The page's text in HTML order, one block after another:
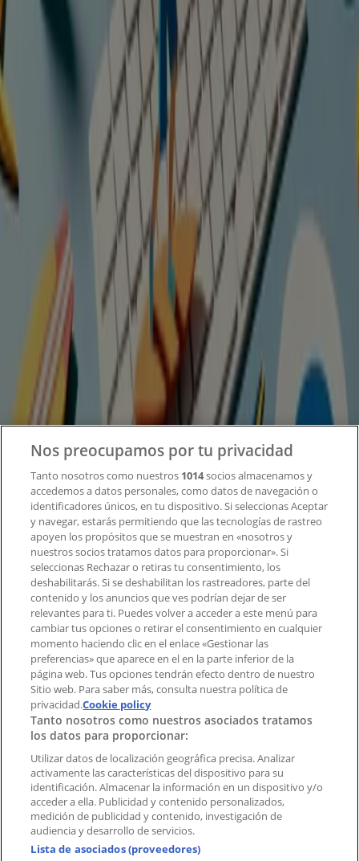
Tiendeo forma parte de Shopfully, la empresa
tecnológica que está reinventando las compras locales
en todo el mundo.
¿Qué hacemos?
Soluciones para empresas
Noticias y prensa
Trabaja con nosotros
Contacto comercial y de marketing
Tienda mal colocada en el mapa
Notificar un folleto
¿Encontraste un problema en la web o en la
aplicación?
Índices
Marcas
Marcas locales
Negocios
Negocios cercanos
Productos
Productos locales
Ciudades
Descargar la APP Tiendeo
Nos preocupamos por tu privacidad
Tanto nosotros como nuestros 1014socios almacenamos y
accedemos a datos personales, como datos de navegación o
identificadores únicos, en tu dispositivo. Si seleccionas Aceptar
y navegar, estarás permitiendo que las tecnologías de rastreo
apoyen los propósitos que se muestran en «nosotros y
nuestros socios tratamos datos para proporcionar». Si
seleccionas Rechazar o retiras tu consentimiento, los
deshabilitarás. Si se deshabilitan los rastreadores, parte del
contenido y los anuncios que ves podrían dejar de ser
relevantes para ti. Puedes volver a acceder a este menú para
cambiar tus opciones o retirar el consentimiento en cualquier
momento haciendo clic en el enlace «Gestionar las
preferencias» que aparece en el en la parte inferior de la
página web. Tus opciones tendrán efecto dentro de nuestro
Sitio web. Para saber más, consulta nuestra política de
privacidad.Cookie policy
Tanto nosotros como nuestros asociados tratamos
los datos para proporcionar:
Utilizar datos de localización geográfica precisa. Analizar
activamente las características del dispositivo para su
identificación. Almacenar la información en un dispositivo y/o
acceder a ella. Publicidad y contenido personalizados,
medición de publicidad y contenido, investigación de
audiencia y desarrollo de servicios.
Lista de asociados (proveedores)